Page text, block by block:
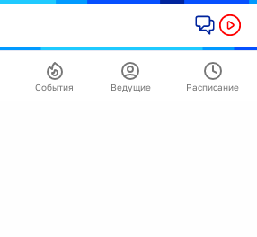
События Ведущие Расписание